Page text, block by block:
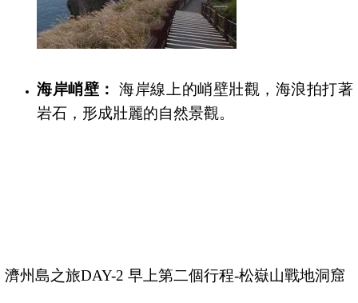
海岸峭壁：
海岸線上的峭壁壯觀，海浪拍打著
岩石，形成壯麗的自然景觀。
濟州島之旅DAY-2 早上第二個行程-松嶽山戰地洞窟